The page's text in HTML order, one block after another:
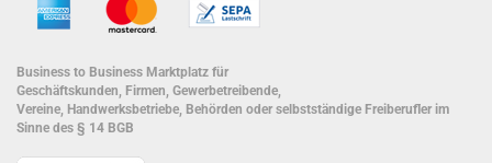
Business to Business Marktplatz für
Geschäftskunden, Firmen, Gewerbetreibende,
Vereine, Handwerksbetriebe, Behörden oder selbstständige Freiberufler im
Sinne des § 14 BGB